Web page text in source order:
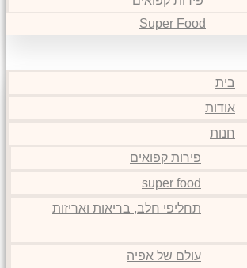
Super Food
בית
אודות
חנות
פירות קפואים
super food
תחליפי חלב, בריאות ואריזות
עולם של אפיה